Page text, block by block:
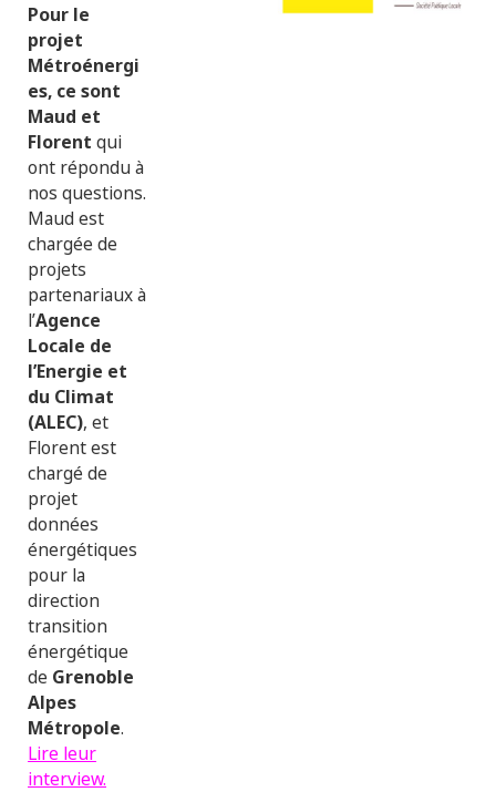
Pour le
projet
Métroénergi
es, ce sont
Maud et
Florent qui
ont répondu à
nos questions.
Maud est
chargée de
projets
partenariaux à
l’Agence
Locale de
l’Energie et
du Climat
(ALEC), et
Florent est
chargé de
projet
données
énergétiques
pour la
direction
transition
énergétique
de Grenoble
Alpes
Métropole.
Lire leur
interview.